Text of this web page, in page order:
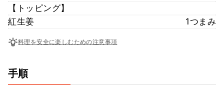
【トッピング】
紅生姜
1つまみ
料理を安全に楽しむための注意事項
手順